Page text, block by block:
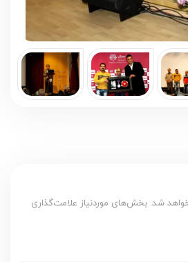
شد. بخش‌های موردنیاز علامت‌گذاری